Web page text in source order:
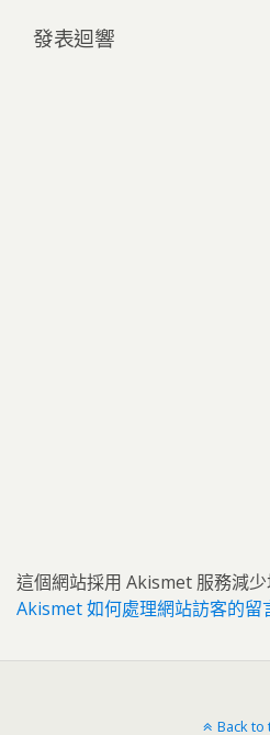
發表迴響
這個網站採用 Akismet 服務減少
Akismet 如何處理網站訪客的留
Back to